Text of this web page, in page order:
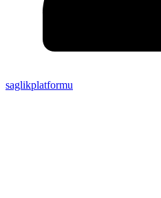
saglikplatformu